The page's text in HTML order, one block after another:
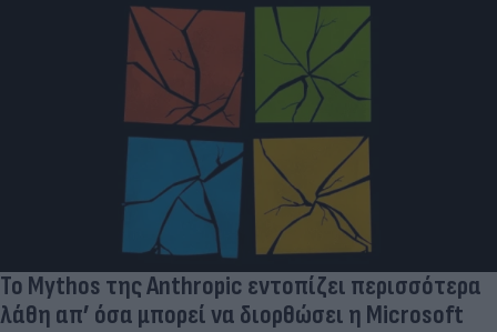
Το Mythos της Anthropic εντοπίζει περισσότερα
λάθη απ’ όσα μπορεί να διορθώσει η Microsoft